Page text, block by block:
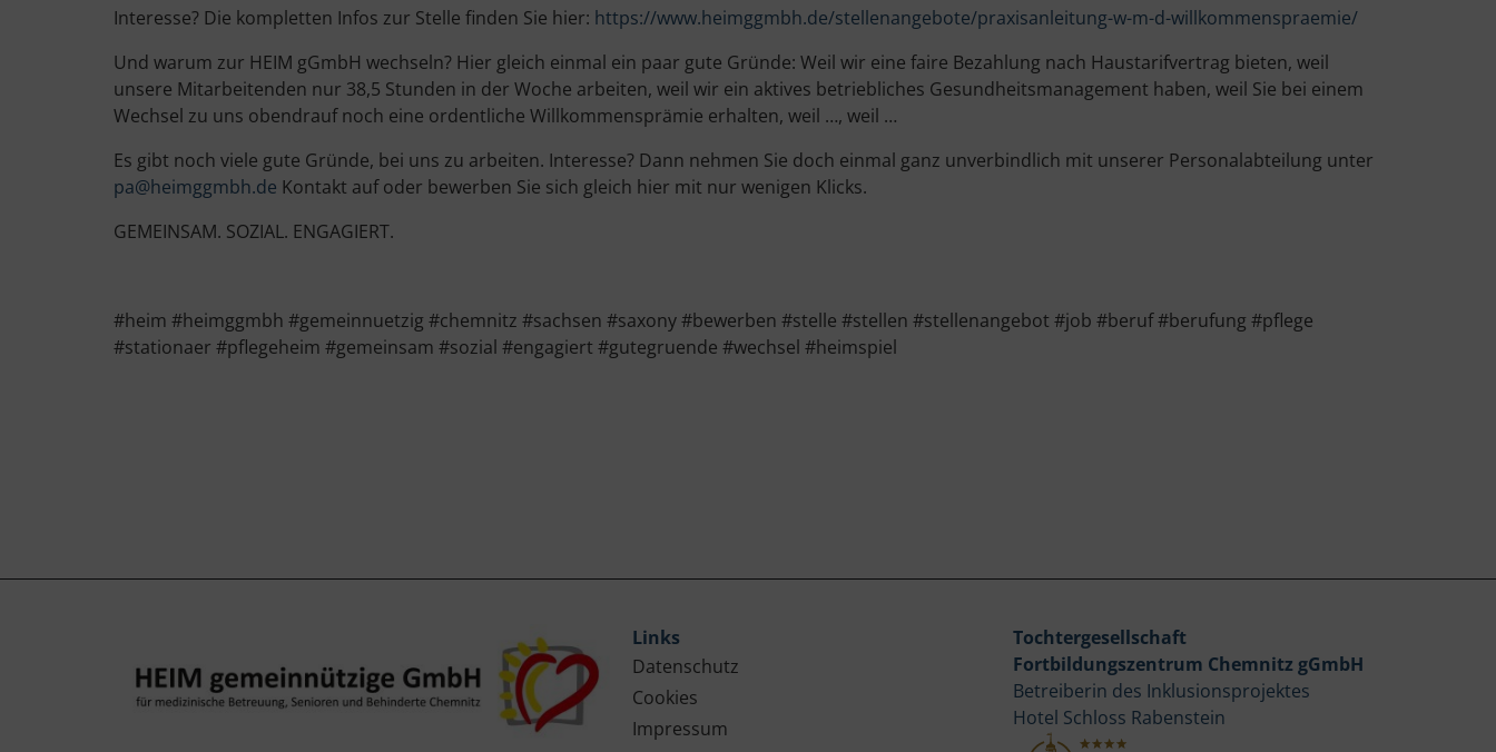
Interesse? Die kompletten Infos zur Stelle finden Sie hier: https://www.heimggmbh.de/stellenangebote/praxisanleitung-w-m-d-willkommenspraemie/
Und warum zur HEIM gGmbH wechseln? Hier gleich einmal ein paar gute Gründe: Weil wir eine faire Bezahlung nach Haustarifvertrag bieten, weil
unsere Mitarbeitenden nur 38,5 Stunden in der Woche arbeiten, weil wir ein aktives betriebliches Gesundheitsmanagement haben, weil Sie bei einem
Wechsel zu uns obendrauf noch eine ordentliche Willkommensprämie erhalten, weil …, weil …
Es gibt noch viele gute Gründe, bei uns zu arbeiten. Interesse? Dann nehmen Sie doch einmal ganz unverbindlich mit unserer Personalabteilung unter
pa@heimggmbh.de Kontakt auf oder bewerben Sie sich gleich hier mit nur wenigen Klicks.
GEMEINSAM. SOZIAL. ENGAGIERT.
#heim #heimggmbh #gemeinnuetzig #chemnitz #sachsen #saxony #bewerben #stelle #stellen #stellenangebot #job #beruf #berufung #pflege
#stationaer #pflegeheim #gemeinsam #sozial #engagiert #gutegruende #wechsel #heimspiel
Links
Datenschutz
Cookies
Impressum
Tochtergesellschaft
Fortbildungszentrum Chemnitz gGmbH
Betreiberin des Inklusionsprojektes
Hotel Schloss Rabenstein